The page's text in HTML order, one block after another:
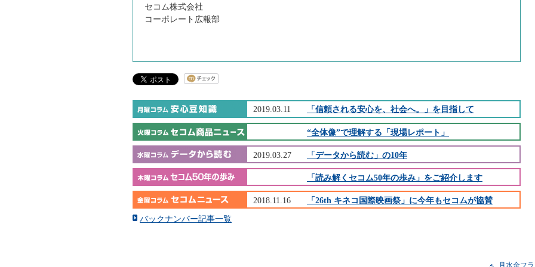
セコム株式会社
コーポレート広報部
2019.03.11 「信頼される安心を、社会へ。」を目指して
“全体像”で理解する「現場レポート」
2019.03.27 「データから読む」の10年
「読み解くセコム50年の歩み」をご紹介します
2018.11.16
「26th キネコ国際映画祭」に今年もセコムが協賛
バックナンバー記事一覧
月水金フ